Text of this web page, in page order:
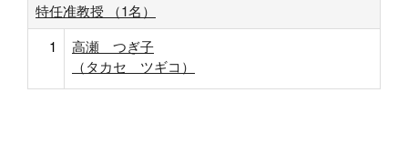
特任准教授 （1名）
1
高瀬 つぎ子
（タカセ ツギコ）